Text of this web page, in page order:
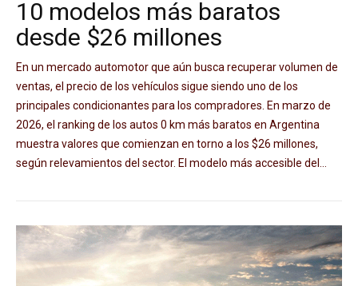
10 modelos más baratos
desde $26 millones
En un mercado automotor que aún busca recuperar volumen de
ventas, el precio de los vehículos sigue siendo uno de los
principales condicionantes para los compradores. En marzo de
2026, el ranking de los autos 0 km más baratos en Argentina
muestra valores que comienzan en torno a los $26 millones,
según relevamientos del sector. El modelo más accesible del...